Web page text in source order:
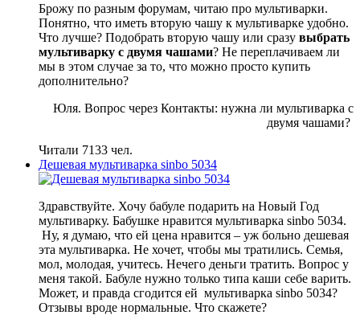
Брожу по разным форумам, читаю про мультиварки.
Понятно, что иметь вторую чашу к мультиварке удобно.
Что лучше? Подобрать вторую чашу или сразу выбрать
мультиварку с двумя чашами? Не переплачиваем ли
мы в этом случае за то, что можно просто купить
дополнительно?
Юля. Вопрос через Контакты: нужна ли мультиварка с
двумя чашами?
Читали 7133 чел.
Дешевая мультиварка sinbo 5034
Здравствуйте. Хочу бабуле подарить на Новый Год
мультиварку. Бабушке нравится мультиварка sinbo 5034.
Ну, я думаю, что ей цена нравится – уж больно дешевая
эта мультиварка. Не хочет, чтобы мы тратились. Семья,
мол, молодая, учитесь. Нечего деньги тратить. Вопрос у
меня такой. Бабуле нужно только типа каши себе варить.
Может, и правда сгодится ей мультиварка sinbo 5034?
Отзывы вроде нормальные. Что скажете?